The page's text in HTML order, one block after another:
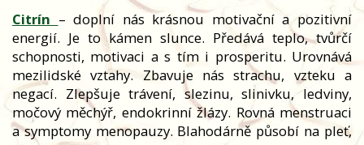
Citrín – doplní nás krásnou motivační a pozitivní
energií. Je to kámen slunce. Předává teplo, tvůrčí
schopnosti, motivaci a s tím i prosperitu. Urovnává
mezilidské vztahy. Zbavuje nás strachu, vzteku a
negací. Zlepšuje trávení, slezinu, slinivku, ledviny,
močový měchýř, endokrinní žlázy. Rovná menstruaci
a symptomy menopauzy. Blahodárně působí na pleť,